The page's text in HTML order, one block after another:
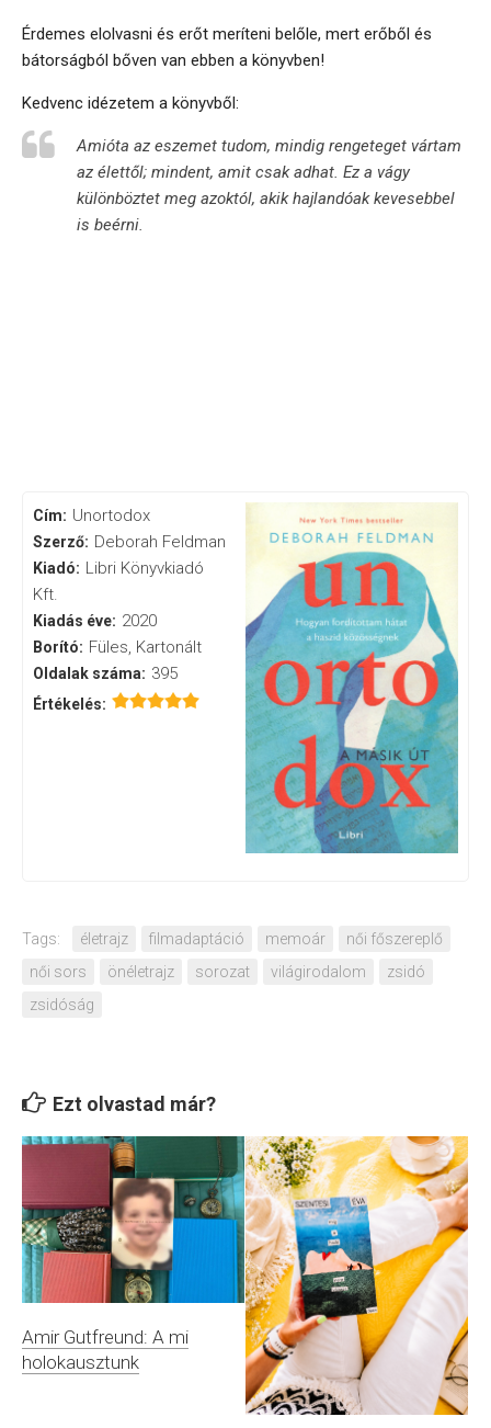
Érdemes elolvasni és erőt meríteni belőle, mert erőből és
bátorságból bőven van ebben a könyvben!
Kedvenc idézetem a könyvből:
Amióta az eszemet tudom, mindig rengeteget vártam
az élettől; mindent, amit csak adhat. Ez a vágy
különböztet meg azoktól, akik hajlandóak kevesebbel
is beérni.
Cím: Unortodox
Szerző: Deborah Feldman
Kiadó: Libri Könyvkiadó
Kft.
Kiadás éve: 2020
Borító: Füles, Kartonált
Oldalak száma: 395
Értékelés:
Tags: életrajz filmadaptáció memoár
női főszereplő
női sors
önéletrajz sorozat világirodalom
zsidó
zsidóság
Ezt olvastad már?
Amir Gutfreund: A mi
holokausztunk